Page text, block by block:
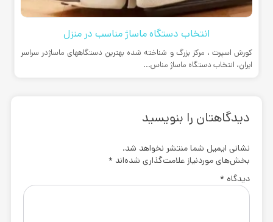
انتخاب دستگاه ماساژ مناسب در منزل
کورش اسپرت ، مرکز بزرگ و شناخته شده بهترین دستگاههای ماساژدر سراسر
ایران، انتخاب دستگاه ماساژ مناس...
دیدگاهتان را بنویسید
نشانی ایمیل شما منتشر نخواهد شد.
بخش‌های موردنیاز علامت‌گذاری شده‌اند *
دیدگاه *